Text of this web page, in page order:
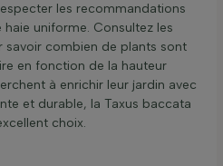
les recommandations
uniforme. Consultez les
savoir combien de plants sont
en fonction de la hauteur
à enrichir leur jardin avec
et durable, la Taxus baccata
choix.